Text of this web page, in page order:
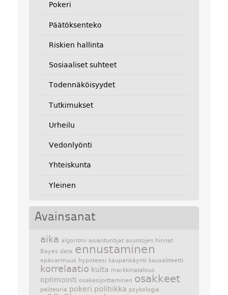
Pokeri
Päätöksenteko
Riskien hallinta
Sosiaaliset suhteet
Todennäköisyydet
Tutkimukset
Urheilu
Vedonlyönti
Yhteiskunta
Yleinen
Avainsanat
aika algoritmi asiantuntijat asuntojen hinnat
Bayes data ennustaminen
epävarmuus hypoteesi kaupankäynti kausaliteetti
korrelaatio kulta markkinatalous
optimointi osakesijoittaminen osakkeet
peliteoria pokeri politiikka psykologia